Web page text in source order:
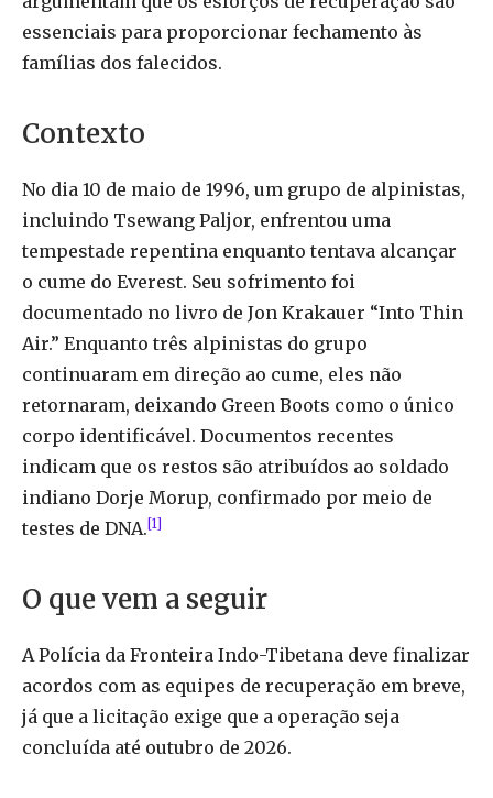
essenciais para proporcionar fechamento às
famílias dos falecidos.
Contexto
No dia 10 de maio de 1996, um grupo de alpinistas,
incluindo Tsewang Paljor, enfrentou uma
tempestade repentina enquanto tentava alcançar
o cume do Everest. Seu sofrimento foi
documentado no livro de Jon Krakauer “Into Thin
Air.” Enquanto três alpinistas do grupo
continuaram em direção ao cume, eles não
retornaram, deixando Green Boots como o único
corpo identificável. Documentos recentes
indicam que os restos são atribuídos ao soldado
indiano Dorje Morup, confirmado por meio de
testes de DNA.[1]
O que vem a seguir
A Polícia da Fronteira Indo-Tibetana deve finalizar
acordos com as equipes de recuperação em breve,
já que a licitação exige que a operação seja
concluída até outubro de 2026.